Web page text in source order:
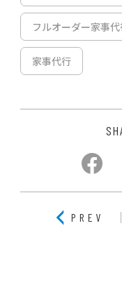
フルオーダー家事
家事代行
PREV